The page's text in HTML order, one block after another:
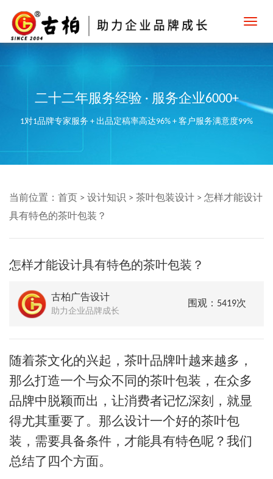
二十二年服务经验 · 服务企业6000+
1对1品牌专家服务 + 出品定稿率高达96% + 客户服务满意度99%
当前位置： 首页 > 设计知识 > 茶叶包装设计 > 怎样才能设计
具有特色的茶叶包装？
怎样才能设计具有特色的茶叶包装？
古柏广告设计
助力企业品牌成长
围观：5419次
随着茶文化的兴起，茶叶品牌叶越来越多，
那么打造一个与众不同的茶叶包装，在众多
品牌中脱颖而出，让消费者记忆深刻，就显
得尤其重要了。那么设计一个好的茶叶包
装，需要具备条件，才能具有特色呢？我们
总结了四个方面。